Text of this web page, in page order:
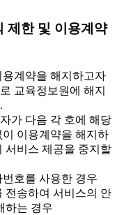
제한 및 이용계약
계약을 해지하고자
교육정보원에 해지
가 다음 각 호에 해당
이용계약을 해지하
서비스 제공을 중지할
호를 사용한 경우
전송하여 서비스의 안
하는 경우